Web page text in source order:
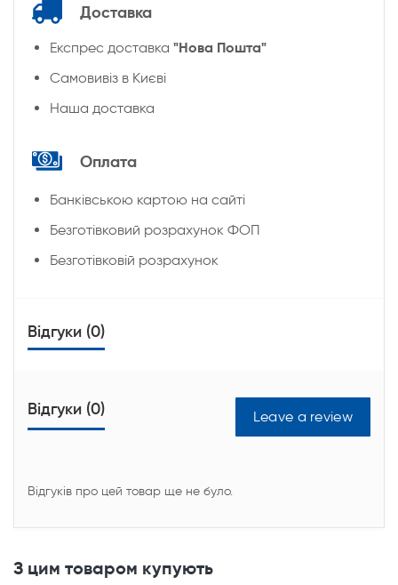
Доставка
Експрес доставка "Нова Пошта"
Cамовивіз в Києві
Наша доставка
Оплата
Банківською картою на сайті
Безготівковий розрахунок ФОП
Безготівковій розрахунок
Відгуки (0)
Відгуки (0) Leave a review
Відгуків про цей товар ще не було.
З цим товаром купують